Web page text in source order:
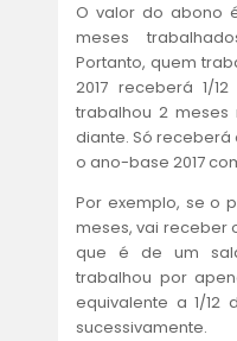
O valor do abono
meses
Portanto, quem
2017 receberá 1/
trabalhou 2
diante. Só
o ano-base 2017
Por exemplo, se o
meses, vai receber
que é de um
trabalhou por
equivalente a 1/12
sucessivamente.